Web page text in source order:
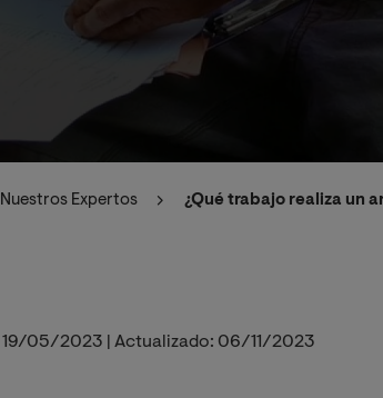
Nuestros Expertos ¿Qué trabajo realiza un
19/05/2023 Actualizado: 06/11/2023